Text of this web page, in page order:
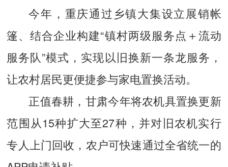
今年，重庆通过乡镇大集设立展销帐
篷、结合企业构建“镇村两级服务点＋流动
服务队”模式，实现以旧换新一条龙服务，
让农村居民更便捷参与家电置换活动。
正值春耕，甘肃今年将农机具置换更新
范围从15种扩大至27种，并对旧农机实行
专人上门回收，农户可快速通过全省统一的